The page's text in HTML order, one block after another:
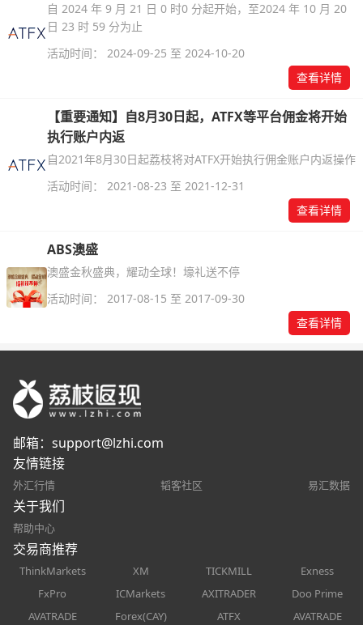
自 2024 年 9 月 21 日 0 时0 分起开始，至2024 年 10 月 20
日 23 时 59 分为止
活动时间： 2024-09-25 至 2024-10-20
查看详情
【重要通知】自8月30日起，ATFX等平台佣金将开始
执行账户内返
自2021年8月30日起荔枝将对ATFX开始执行佣金账户内返操作
活动时间： 2021-08-23 至 2021-12-31
查看详情
ABS澳盛
澳盛金秋盛典，耀动全球！壕礼送不停
活动时间： 2017-08-15 至 2017-09-30
查看详情
邮箱： support@lzhi.com
友情链接
外汇行情 韬客社区 易汇数据
关于我们
帮助中心
交易商推荐
ThinkMarkets XM TICKMILL
Exness
FxPro
ICMarkets AXITRADER
Doo Prime
AVATRADE
Forex(CAY) ATFX
AVATRADE